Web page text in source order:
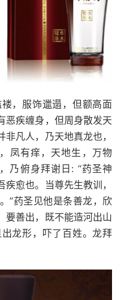
，服饰邋遢，但额高面
恶疾缠身，但周身散发天
凡人，乃天地真龙也，
凤有痒，天地生，万物
乃俯身拜谢日: “药圣神
愈也。当尊先生教训，
”药圣见他是条善龙，欣
要善出，既不能造河出山
龙形，吓了百姓。龙拜